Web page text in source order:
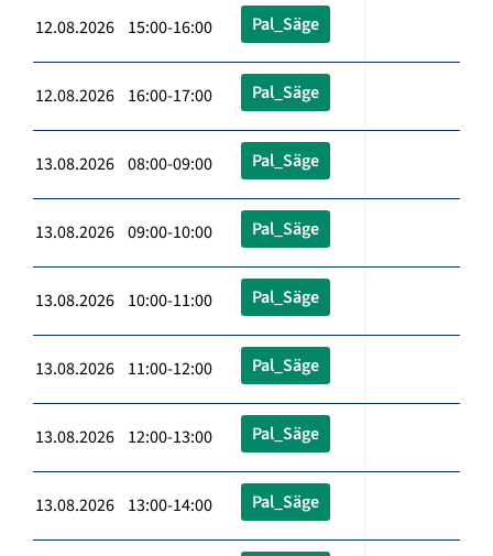
12.08.2026 15:00-16:00 Pal_Säge
12.08.2026 16:00-17:00 Pal_Säge
13.08.2026 08:00-09:00 Pal_Säge
13.08.2026 09:00-10:00 Pal_Säge
13.08.2026 10:00-11:00 Pal_Säge
13.08.2026 11:00-12:00 Pal_Säge
13.08.2026 12:00-13:00 Pal_Säge
13.08.2026 13:00-14:00 Pal_Säge